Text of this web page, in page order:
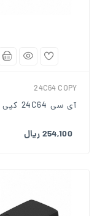
24C64 COPY
آی سی 24C64 کپی
254,100 ریال